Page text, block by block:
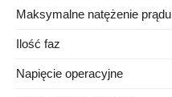
Maksymalne natężenie prądu
Ilość faz
Napięcie operacyjne